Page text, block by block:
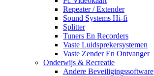
Repeater / Extender
Sound Systems Hi-fi
Splitter
Tuners En Recorders
Vaste Luidsprekersystemen
Vaste Zender En Ontvanger
Onderwijs & Recreatie
Andere Beveiligingssoftware